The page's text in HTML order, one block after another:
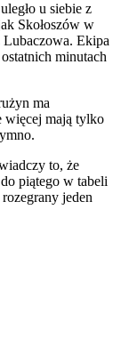
u siebie z
Skołoszów w
Lubaczowa. Ekipa
minutach
ma
więcej mają tylko
to, że
piątego w tabeli
jeden